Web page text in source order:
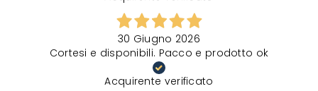
30 Giugno 2026
Cortesi e disponibili. Pacco e prodotto ok
Acquirente verificato